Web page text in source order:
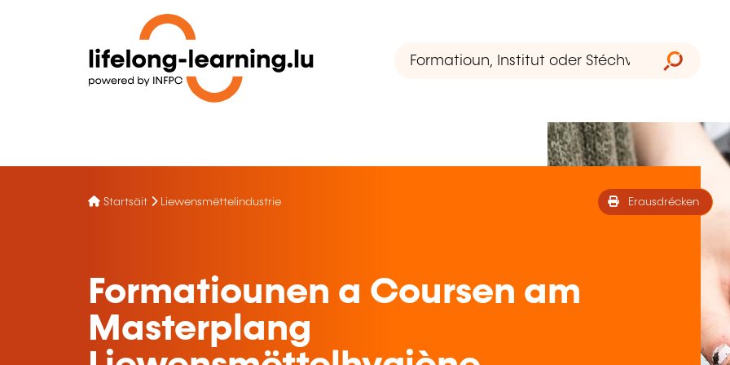
Startsäit Liewensmëttelindustrie Erausdrécken
Formatiounen a Coursen am
Masterplang